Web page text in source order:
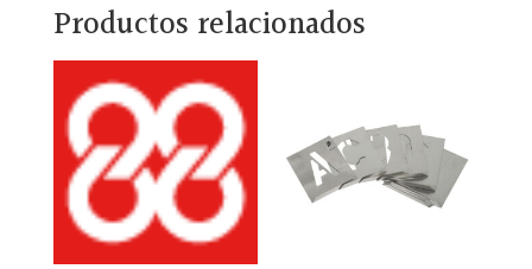
Productos relacionados